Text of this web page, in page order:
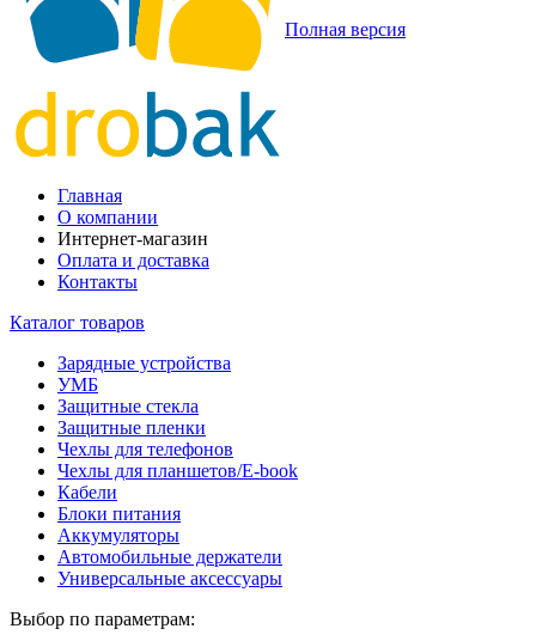
Полная версия
Главная
О компании
Интернет-магазин
Оплата и доставка
Контакты
Каталог товаров
Зарядные устройства
УМБ
Защитные стекла
Защитные пленки
Чехлы для телефонов
Чехлы для планшетов/E-book
Кабели
Блоки питания
Аккумуляторы
Автомобильные держатели
Универсальные аксессуары
Выбор по параметрам: